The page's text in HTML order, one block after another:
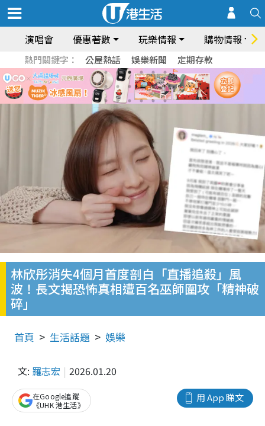
演唱會 優惠著數 玩樂情報 購物情報
熱門關鍵字： 公屋熱話 娛樂新聞 定期存款
林欣彤消失4個月首度剖白「直播追殺」風
波！長文揭恐怖真相遭百名巫師圍攻「精神破
碎」
首頁 生活話題 娛樂
文: 羅志宏 2026.01.20
用 App 睇文
在Google追蹤
《UHK 港生活》